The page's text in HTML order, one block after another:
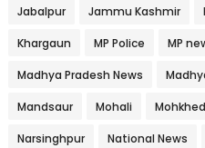
Jabalpur Jammu Kashmir
Khargaun MP Police MP
Madhya Pradesh News
Mandsaur Mohali Mohkhed
Narsinghpur National News